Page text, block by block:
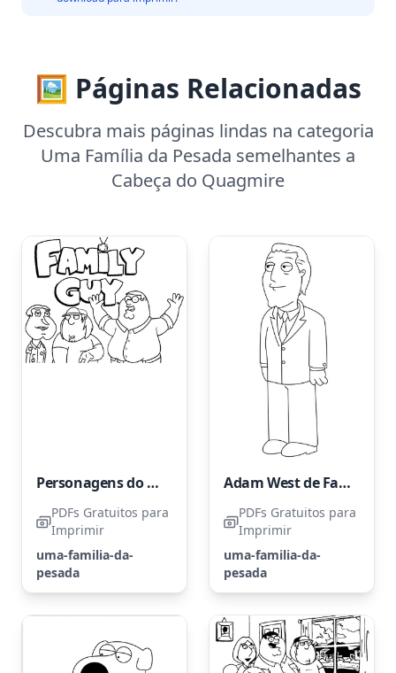
🖼️ Páginas Relacionadas
Descubra mais páginas lindas na categoria
Uma Família da Pesada semelhantes a
Cabeça do Quagmire
Personagens do programa Family Guy
PDFs Gratuitos para
Imprimir
uma-familia-da-
pesada
Adam West de Family Guy
PDFs Gratuitos para
Imprimir
uma-familia-da-
pesada